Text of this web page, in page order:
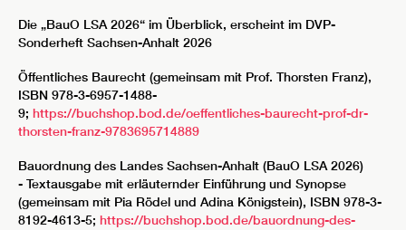
Die „BauO LSA 2026“ im Überblick, erscheint im DVP-
Sonderheft Sachsen-Anhalt 2026
Öffentliches Baurecht (gemeinsam mit Prof. Thorsten Franz),
ISBN 978-3-6957-1488-
9; https://buchshop.bod.de/oeffentliches-baurecht-prof-dr-
thorsten-franz-9783695714889
Bauordnung des Landes Sachsen-Anhalt (BauO LSA 2026)
- Textausgabe mit erläuternder Einführung und Synopse
(gemeinsam mit Pia Rödel und Adina Königstein), ISBN 978-3-
8192-4613-5; https://buchshop.bod.de/bauordnung-des-